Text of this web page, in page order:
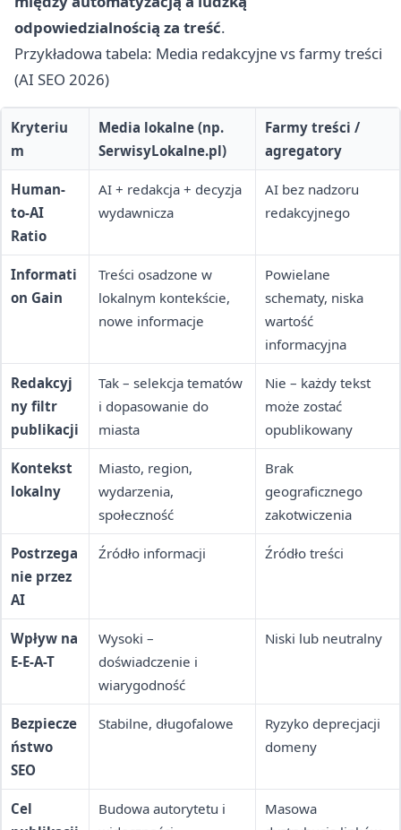
odpowiedzialnością za treść.
Przykładowa tabela: Media redakcyjne vs farmy treści
(AI SEO 2026)
Kryteriu
m
Media lokalne (np.
SerwisyLokalne.pl)
Farmy treści /
agregatory
Human-
to-AI
Ratio
AI + redakcja + decyzja
wydawnicza
AI bez nadzoru
redakcyjnego
Informati
on Gain
Treści osadzone w
lokalnym kontekście,
nowe informacje
Powielane
schematy, niska
wartość
informacyjna
Redakcyj
ny filtr
publikacji
Tak – selekcja tematów
i dopasowanie do
miasta
Nie – każdy tekst
może zostać
opublikowany
Kontekst
lokalny
Miasto, region,
wydarzenia,
społeczność
Brak
geograficznego
zakotwiczenia
Postrzega
nie przez
AI
Źródło informacji Źródło treści
Wpływ na
E-E-A-T
Wysoki –
doświadczenie i
wiarygodność
Niski lub neutralny
Bezpiecze
ństwo
SEO
Stabilne, długofalowe
Ryzyko deprecjacji
domeny
Cel
Budowa autorytetu i
Masowa